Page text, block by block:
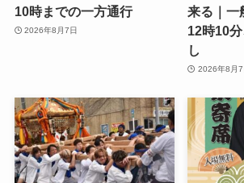
10時までの一方通行
2026年8月7日
来る｜一
12時10
し
2026年8月7